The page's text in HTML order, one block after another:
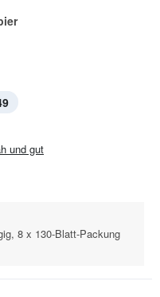
und gut
8 x 130-Blatt-Packung